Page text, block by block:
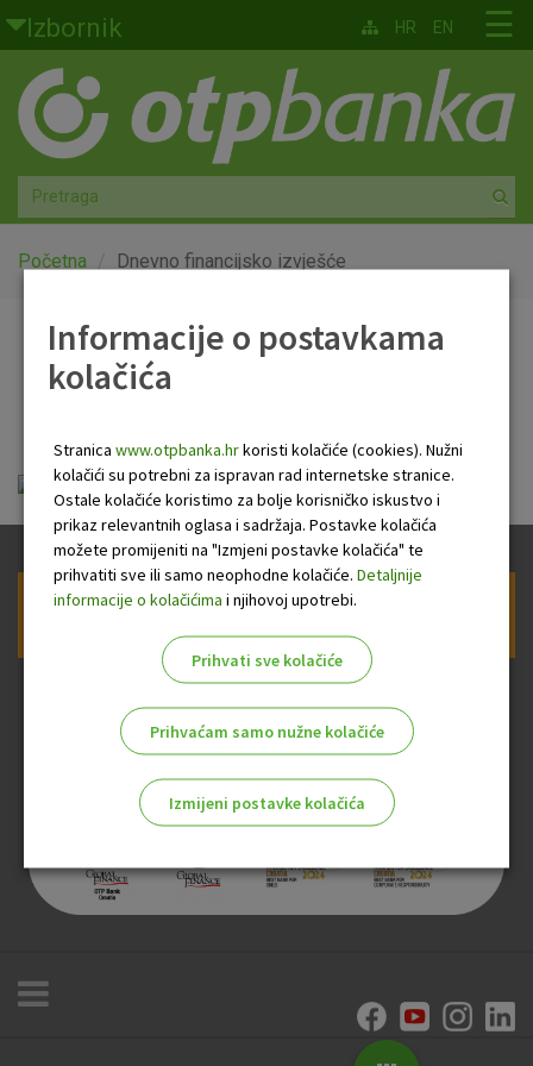
Skoči na glavni sadržaj
Izbornik
Građani
Privatno bankarstvo
Agro
Mala poduzeća i obrtnici
Globalna tržišta
O nama
☰
HR EN
Početna Dnevno financijsko izvješće
Dnevno financijsko
Dnevno financijsko izvješće.pdf
Prijava na newsletter OTP banke
Informacije o postavkama
kolačića
Stranica www.otpbanka.hrkoristi kolačiće (cookies). Nužni
kolačići su potrebni za ispravan rad internetske stranice.
Ostale kolačiće koristimo za bolje korisničko iskustvo i
prikaz relevantnih oglasa i sadržaja. Postavke kolačića
možete promijeniti na "Izmjeni postavke kolačića" te
prihvatiti sve ili samo neophodne kolačiće. Detaljnije
informacije o kolačićima i njihovoj upotrebi.
Prihvati sve kolačiće
Prihvaćam samo nužne kolačiće
Izmijeni postavke kolačića
Nužni kolačići